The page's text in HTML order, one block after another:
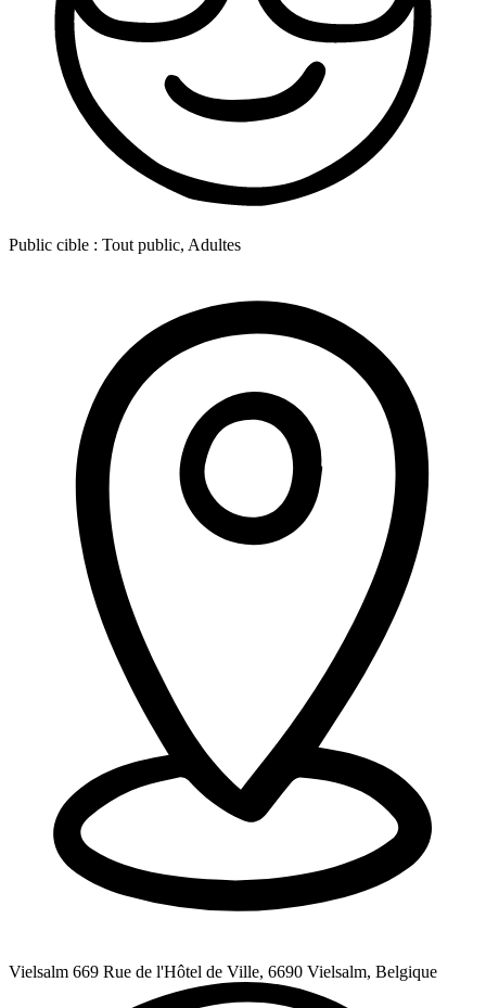
Public cible : Tout public, Adultes
Vielsalm 669 Rue de l'Hôtel de Ville, 6690 Vielsalm, Belgique